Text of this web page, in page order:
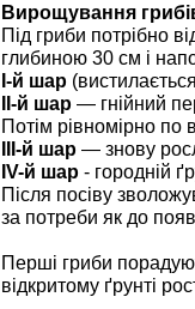
Вирощування
Під гриби потрібно
глибиною 30 см і
I-й шар
II-й шар — гнійний
Потім рівномірно по
III-й шар — знову
IV-й шар - городній
Після посіву
за потреби як до
Перші гриби
відкритому ґрунті